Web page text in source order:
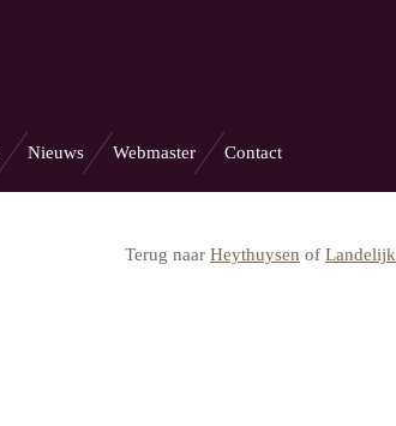
Nieuws Webmaster Contact
Terug naar Heythuysen of Landelijk